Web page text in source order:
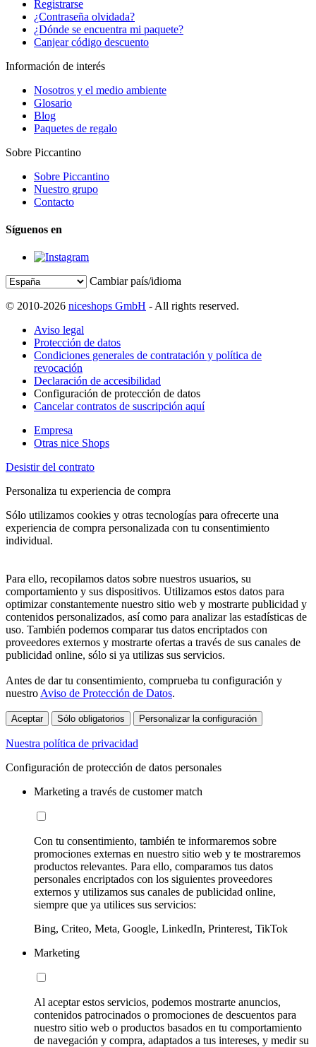
Registrarse
¿Contraseña olvidada?
¿Dónde se encuentra mi paquete?
Canjear código descuento
Información de interés
Nosotros y el medio ambiente
Glosario
Blog
Paquetes de regalo
Sobre Piccantino
Sobre Piccantino
Nuestro grupo
Contacto
Síguenos en
Cambiar país/idioma
© 2010-2026 niceshops GmbH - All rights reserved.
Aviso legal
Protección de datos
Condiciones generales de contratación y política de
revocación
Declaración de accesibilidad
Configuración de protección de datos
Cancelar contratos de suscripción aquí
Empresa
Otras nice Shops
Desistir del contrato
Personaliza tu experiencia de compra
Sólo utilizamos cookies y otras tecnologías para ofrecerte una
experiencia de compra personalizada con tu consentimiento
individual.
Para ello, recopilamos datos sobre nuestros usuarios, su
comportamiento y sus dispositivos. Utilizamos estos datos para
optimizar constantemente nuestro sitio web y mostrarte publicidad y
contenidos personalizados, así como para analizar las estadísticas de
uso. También podemos comparar tus datos encriptados con
proveedores externos y mostrarte ofertas a través de sus canales de
publicidad online, sólo si ya utilizas sus servicios.
Antes de dar tu consentimiento, comprueba tu configuración y
nuestro Aviso de Protección de Datos.
Aceptar Sólo obligatorios Personalizar la configuración
Nuestra política de privacidad
Configuración de protección de datos personales
Marketing a través de customer match
Con tu consentimiento, también te informaremos sobre
promociones externas en nuestro sitio web y te mostraremos
productos relevantes. Para ello, comparamos tus datos
personales encriptados con los siguientes proveedores
externos y utilizamos sus canales de publicidad online,
siempre que ya utilices sus servicios:
Bing, Criteo, Meta, Google, LinkedIn, Printerest, TikTok
Marketing
Al aceptar estos servicios, podemos mostrarte anuncios,
contenidos patrocinados o promociones de descuentos para
nuestro sitio web o productos basados en tu comportamiento
de navegación y compra, adaptados a tus intereses, y medir su